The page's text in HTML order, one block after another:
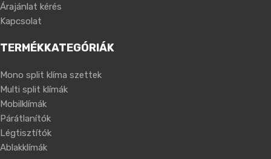
Árajánlat kérés
Kapcsolat
TERMÉKKATEGÓRIÁK
Mono split klíma szettek
Multi split klímák
Mobilklímák
Párátlanítók
Légtisztítók
Ablakklímák